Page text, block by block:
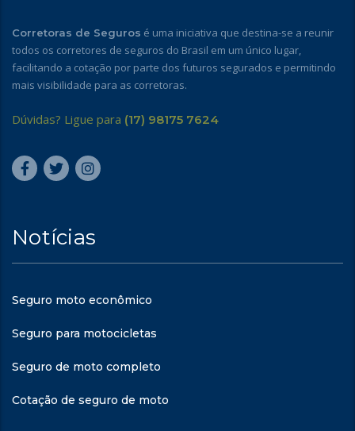
Corretoras de Seguros é uma iniciativa que destina-se a reunir
todos os corretores de seguros do Brasil em um único lugar,
facilitando a cotação por parte dos futuros segurados e permitindo
mais visibilidade para as corretoras.
Dúvidas? Ligue para (17) 98175 7624
Notícias
Seguro moto econômico
Seguro para motocicletas
Seguro de moto completo
Cotação de seguro de moto